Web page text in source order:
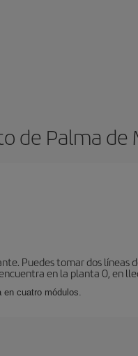
de Palma de
Puedes tomar dos
en la planta 0, en
en cuatro módulos.